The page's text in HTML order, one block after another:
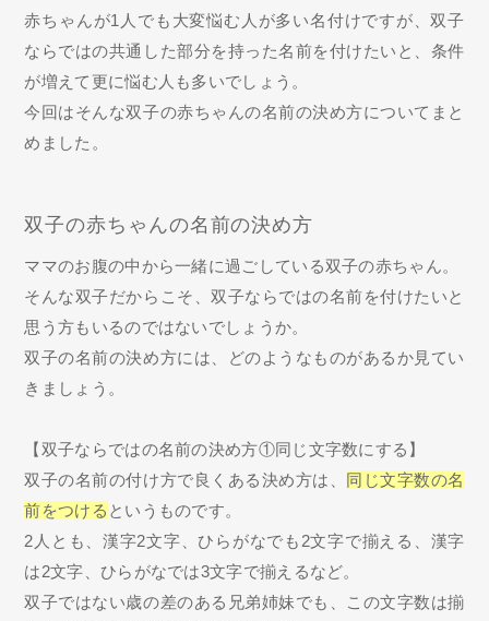
赤ちゃんが1人でも大変悩む人が多い名付けですが、双子
ならではの共通した部分を持った名前を付けたいと、条件
が増えて更に悩む人も多いでしょう。
今回はそんな双子の赤ちゃんの名前の決め方についてまと
めました。
双子の赤ちゃんの名前の決め方
ママのお腹の中から一緒に過ごしている双子の赤ちゃん。
そんな双子だからこそ、双子ならではの名前を付けたいと
思う方もいるのではないでしょうか。
双子の名前の決め方には、どのようなものがあるか見てい
きましょう。
【双子ならではの名前の決め方①同じ文字数にする】
双子の名前の付け方で良くある決め方は、 同じ文字数の名
前をつける というものです。
2人とも、漢字2文字、ひらがなでも2文字で揃える、漢字
は2文字、ひらがなでは3文字で揃えるなど。
双子ではない歳の差のある兄弟姉妹でも、この文字数は揃